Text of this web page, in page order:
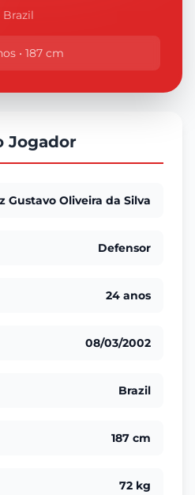
Brazil
• 187 cm
Jogador
Gustavo Oliveira da Silva
Defensor
24 anos
08/03/2002
Brazil
187 cm
72 kg